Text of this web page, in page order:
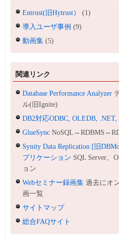
Entrust(旧Hytrust）
(1)
導入ユーザ事例 (9)
動画集 (5)
関連リンク
Database Performance Analyzer
ル(旧Ignite)
DB2対応ODBC, OLEDB,
GlueSync
Synity Data Replication [旧
プリケーション SQL Server、
ョン
Webセミナー録画集 過去にオ
画一覧
サイトマップ
総合FAQサイト